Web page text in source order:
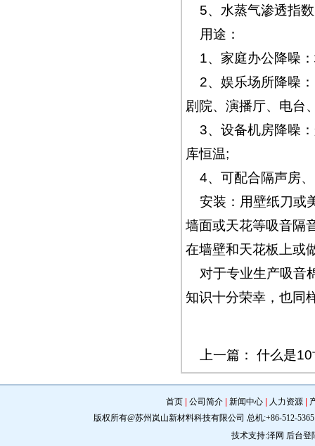
5、水蒸气渗透指
用途：
1、家庭办公降噪
2、娱乐场所降噪
剧院、演播厅、电台
3、设备机房降噪
库恒温;
4、可配合隔声房
安装：用壁纸刀或
墙面或天花等吸音隔
在墙壁和天花板上或
对于专业生产吸音
知识十分荣幸，也同
上一篇： 什么是
首页| 公司简介| 新闻中心| 人力资源|
版权所有@苏州岚山新材料科技有限公司 总机:+86-512-5365
技术支持:泽网 后台登